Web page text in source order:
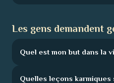
Les gens demandent
Quel est mon but dans la
Quelles leçons karmiques